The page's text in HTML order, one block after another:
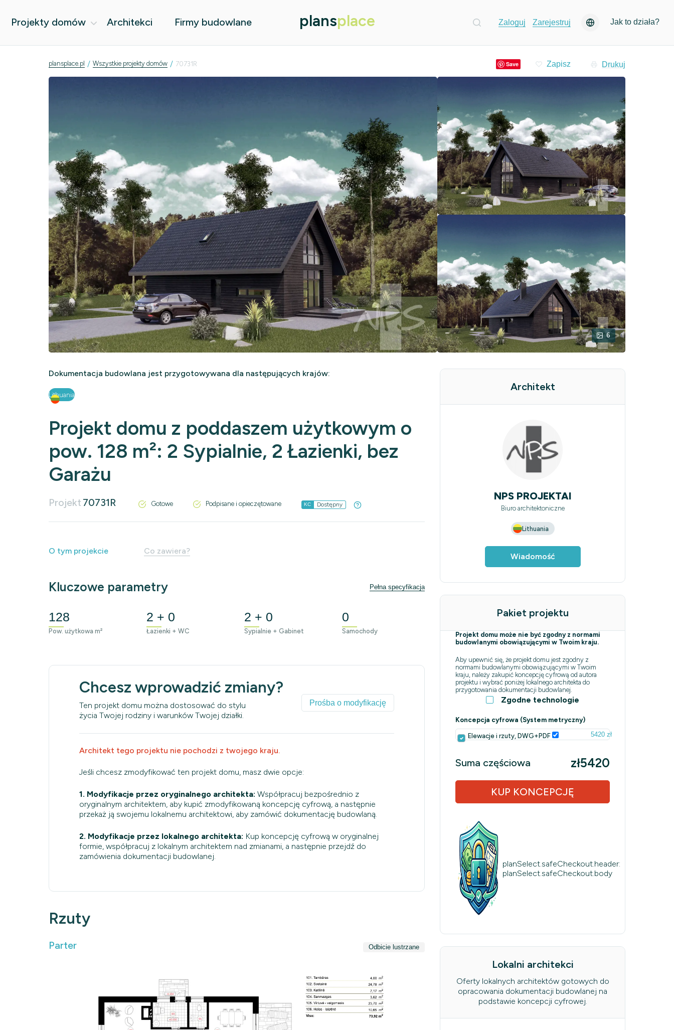
Projekty domów Architekci Firmy budowlane plansplace Zaloguj Zarejestruj Jak to działa?
plansplace.pl / Wszystkie projekty domów / 70731R Save Drukuj
6
Dokumentacja budowlana jest przygotowywana dla następujących krajów:
Lithuania
Projekt domu z poddaszem użytkowym o
pow. 128 m²: 2 Sypialnie, 2 Łazienki, bez
Garażu
Projekt 70731R Gotowe Podpisane i opieczętowane KC Dostępny
O tym projekcie Co zawiera?
Kluczowe parametry Pełna specyfikacja
128
Pow. użytkowa m²
2 + 0
Łazienki + WC
2 + 0
Sypialnie + Gabinet
0
Samochody
Chcesz wprowadzić zmiany?
Ten projekt domu można dostosować do stylu
życia Twojej rodziny i warunków Twojej działki.
Prośba o modyfikację
Architekt tego projektu nie pochodzi z twojego kraju.
Jeśli chcesz zmodyfikować ten projekt domu, masz dwie opcje:
1. Modyfikacje przez oryginalnego architekta: Współpracuj bezpośrednio z
oryginalnym architektem, aby kupić zmodyfikowaną koncepcję cyfrową, a następnie
przekaż ją swojemu lokalnemu architektowi, aby zamówić dokumentację budowlaną.
2. Modyfikacje przez lokalnego architekta: Kup koncepcję cyfrową w oryginalnej
formie, współpracuj z lokalnym architektem nad zmianami, a następnie przejdź do
zamówienia dokumentacji budowlanej.
Rzuty
Parter Odbicie lustrzane
Architekt
NPS PROJEKTAI
Biuro architektoniczne
Lithuania
Wiadomość
Pakiet projektu
Projekt domu może nie być zgodny z normami
budowlanymi obowiązującymi w Twoim kraju.
Aby upewnić się, że projekt domu jest zgodny z
normami budowlanymi obowiązującymi w Twoim
kraju, należy zakupić koncepcję cyfrową od autora
projektu i wybrać poniżej lokalnego architekta do
przygotowania dokumentacji budowlanej.
Zgodne technologie
Koncepcja cyfrowa (System metryczny)
Elewacje i rzuty, DWG+PDF 5420 zł
Suma częściowa zł5420
KUP KONCEPCJĘ
planSelect.safeCheckout.header:
planSelect.safeCheckout.body
Lokalni architekci
Oferty lokalnych architektów gotowych do
opracowania dokumentacji budowlanej na
podstawie koncepcji cyfrowej.